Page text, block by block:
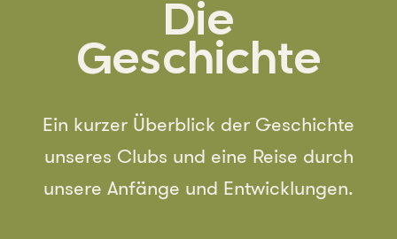
Die
Geschichte
Ein kurzer Überblick der Geschichte
unseres Clubs und eine Reise durch
unsere Anfänge und Entwicklungen.